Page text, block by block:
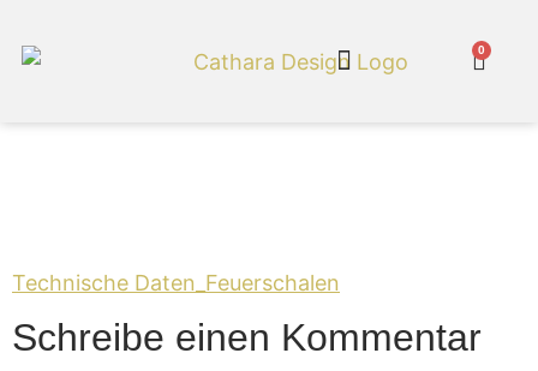
0
Technische Daten_Feuerschalen
Schreibe einen Kommentar